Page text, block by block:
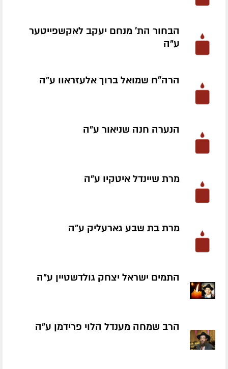
הבחור הת' מנחם יעקב לאקשפייטער
ע״ה
הרה"ח שמואל ברוך אלעזראוו ע״ה
הנערה חנה שניאור ע״ה
מרת שיינדל איטקיו ע״ה
מרת בת שבע גארעליק ע״ה
התמים ישראל יצחק גולדשטיין ע״ה
הרב שמחה מענדל הלוי פרידמן ע״ה